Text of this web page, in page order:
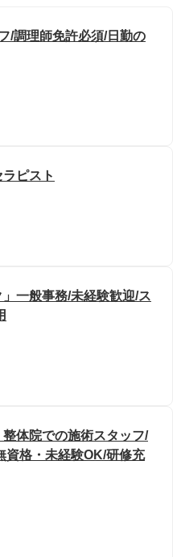
/調理師免許必須/日勤の
ピスト
」一般事務/未経験歓迎/ス
整体院での施術スタッフ/
資格・未経験OK/研修充